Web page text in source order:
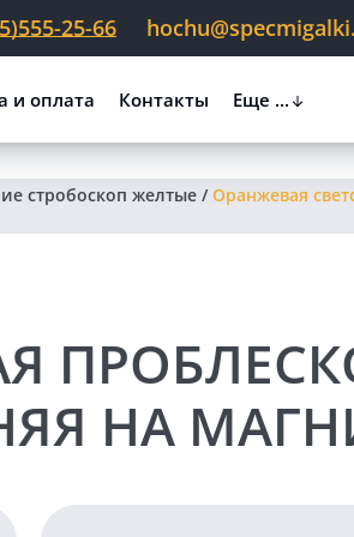
25-66
и оплата Контакты Еще ...
стробоскоп желтые /Оранжевая
НА